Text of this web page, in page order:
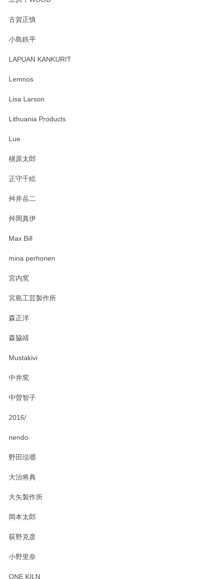
す。 素敵な湯呑みでとても気に入りました。 発送も早く、
たm(_)m
います。無事に届いたようで安心いたしまし
おかけしました。 ありがとうございます。
古賀正慎
小島鉄平
LAPUAN KANKURIT
Lemnos
Lisa Larson
Lithuania Products
Lue
槇原太郎
正守千絵
舛井岳二
舛岡真伊
Max Bill
mina perhonen
宮内窯
宮島工芸製作所
森正洋
森脇靖
Mustakivi
中井窯
中曽智子
2016/
nendo
野田琺瑯
大治将典
大矢製作所
岡本太郎
荻野克彦
小野里奈
ONE KILN